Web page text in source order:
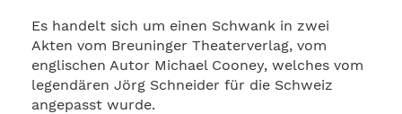
Es handelt sich um einen Schwank in zwei
Akten vom Breuninger Theaterverlag, vom
englischen Autor Michael Cooney, welches vom
legendären Jörg Schneider für die Schweiz
angepasst wurde.